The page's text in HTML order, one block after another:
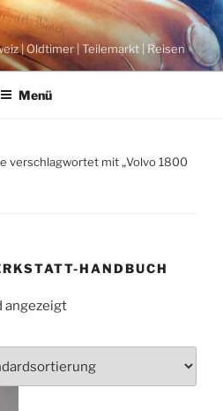
| Oldtimer | Teilemarkt | Reisen
Menü
verschlagwortet mit „Volvo 1800
HANDBUCH
angezeigt